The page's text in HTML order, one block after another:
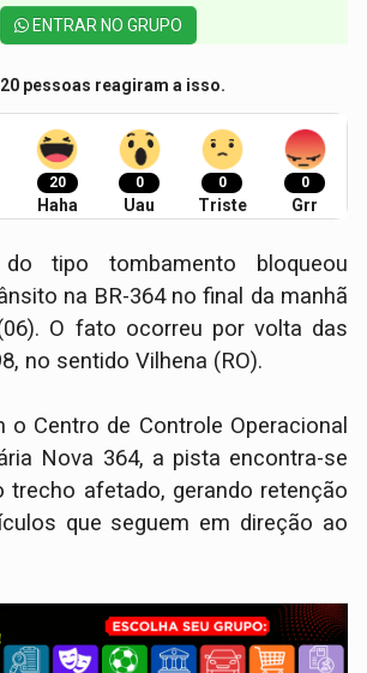
ENTRAR NO GRUPO
20 pessoas reagiram a isso.
20
Haha
0
Uau
0
Triste
0
Grr
tipo tombamento bloqueou
na BR-364 no final da manhã
O fato ocorreu por volta das
no sentido Vilhena (RO).
o Centro de Controle Operacional
Nova 364, a pista encontra-se
trecho afetado, gerando retenção
que seguem em direção ao